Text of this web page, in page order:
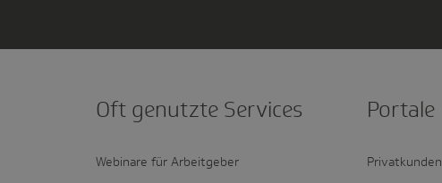
Oft genutzte Services
Webinare für Arbeitgeber
Portale
Privatkunden